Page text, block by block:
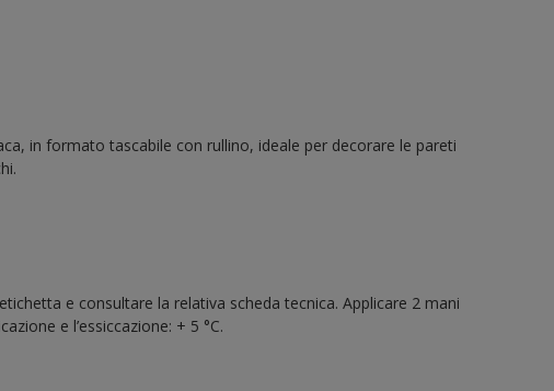
in formato tascabile con rullino, ideale per decorare le pareti
e consultare la relativa scheda tecnica. Applicare 2 mani
e l’essiccazione: + 5 °C.